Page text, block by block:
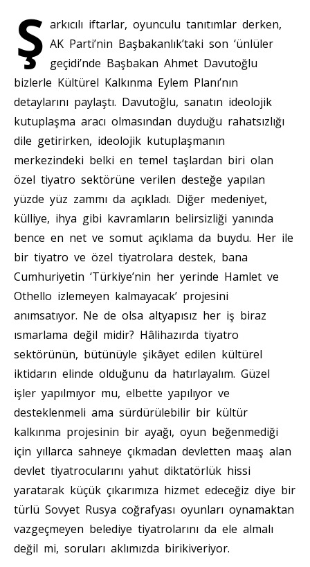
Ş arkıcılı iftarlar, oyunculu tanıtımlar derken,
AK Parti’nin Başbakanlık’taki son ‘ünlüler
geçidi’nde Başbakan Ahmet Davutoğlu
bizlerle Kültürel Kalkınma Eylem Planı’nın
detaylarını paylaştı. Davutoğlu, sanatın ideolojik
kutuplaşma aracı olmasından duyduğu rahatsızlığı
dile getirirken, ideolojik kutuplaşmanın
merkezindeki belki en temel taşlardan biri olan
özel tiyatro sektörüne verilen desteğe yapılan
yüzde yüz zammı da açıkladı. Diğer medeniyet,
külliye, ihya gibi kavramların belirsizliği yanında
bence en net ve somut açıklama da buydu. Her ile
bir tiyatro ve özel tiyatrolara destek, bana
Cumhuriyetin ‘Türkiye’nin her yerinde Hamlet ve
Othello izlemeyen kalmayacak’ projesini
anımsatıyor. Ne de olsa altyapısız her iş biraz
ısmarlama değil midir? Hâlihazırda tiyatro
sektörünün, bütünüyle şikâyet edilen kültürel
iktidarın elinde olduğunu da hatırlayalım. Güzel
işler yapılmıyor mu, elbette yapılıyor ve
desteklenmeli ama sürdürülebilir bir kültür
kalkınma projesinin bir ayağı, oyun beğenmediği
için yıllarca sahneye çıkmadan devletten maaş alan
devlet tiyatrocularını yahut diktatörlük hissi
yaratarak küçük çıkarımıza hizmet edeceğiz diye bir
türlü Sovyet Rusya coğrafyası oyunları oynamaktan
vazgeçmeyen belediye tiyatrolarını da ele almalı
değil mi, soruları aklımızda birikiveriyor.